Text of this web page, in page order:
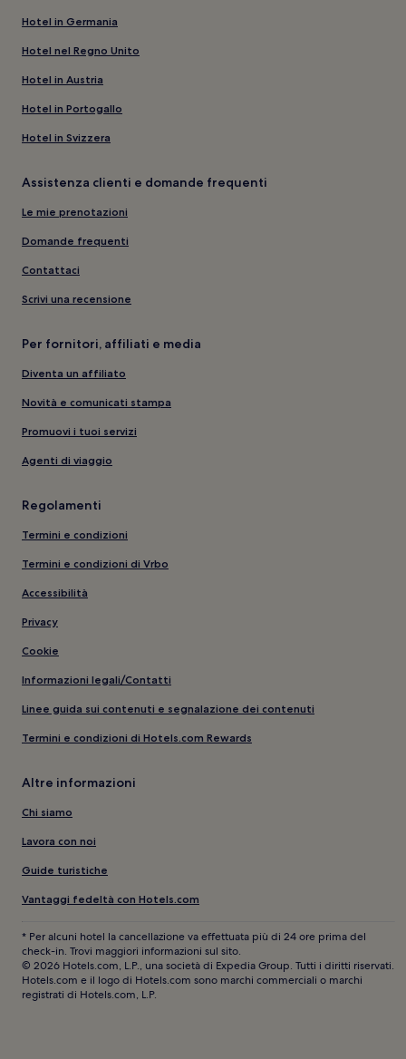
Hotel in Germania
Hotel nel Regno Unito
Hotel in Austria
Hotel in Portogallo
Hotel in Svizzera
Assistenza clienti e domande frequenti
Le mie prenotazioni
Domande frequenti
Contattaci
Scrivi una recensione
Per fornitori, affiliati e media
Diventa un affiliato
Novità e comunicati stampa
Promuovi i tuoi servizi
Agenti di viaggio
Regolamenti
Termini e condizioni
Termini e condizioni di Vrbo
Accessibilità
Privacy
Cookie
Informazioni legali/Contatti
Linee guida sui contenuti e segnalazione dei contenuti
Termini e condizioni di Hotels.com Rewards
Altre informazioni
Chi siamo
Lavora con noi
Guide turistiche
Vantaggi fedeltà con Hotels.com
* Per alcuni hotel la cancellazione va effettuata più di 24 ore prima del
check-in. Trovi maggiori informazioni sul sito.
© 2026 Hotels.com, L.P., una società di Expedia Group. Tutti i diritti riservati.
Hotels.com e il logo di Hotels.com sono marchi commerciali o marchi
registrati di Hotels.com, L.P.